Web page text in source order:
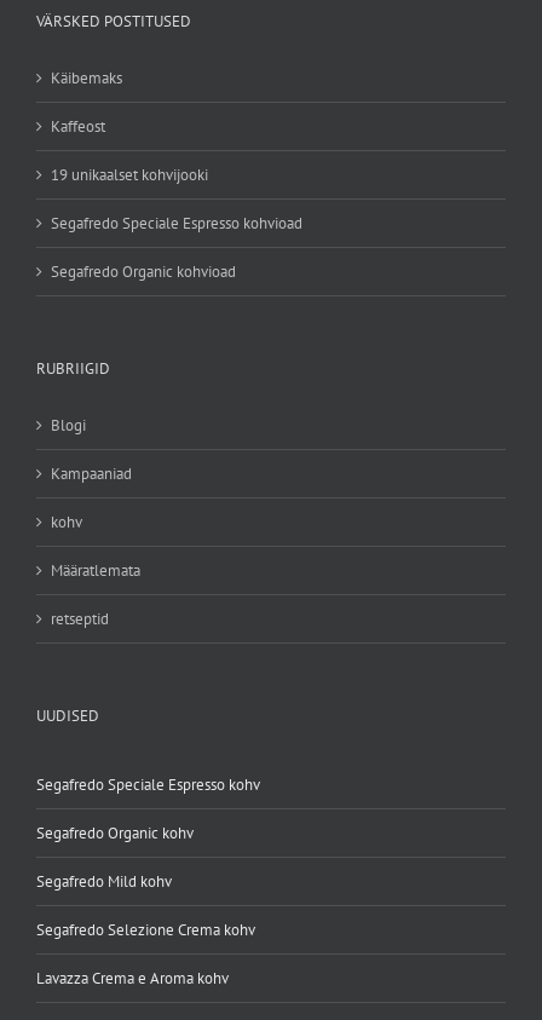
VÄRSKED POSTITUSED
Käibemaks
Kaffeost
19 unikaalset kohvijooki
Segafredo Speciale Espresso kohvioad
Segafredo Organic kohvioad
RUBRIIGID
Blogi
Kampaaniad
kohv
Määratlemata
retseptid
UUDISED
Segafredo Speciale Espresso kohv
Segafredo Organic kohv
Segafredo Mild kohv
Segafredo Selezione Crema kohv
Lavazza Crema e Aroma kohv